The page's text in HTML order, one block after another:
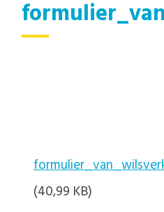
(40,99 KB)